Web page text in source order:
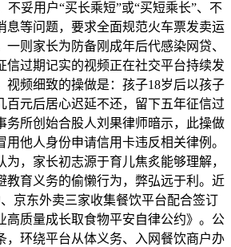
不妥用户“买长乘短”或“买短乘长”、不
息等问题，要求全面规范火车票发卖运
一则家长为防备刚成年后代感染网贷、
信过期记实的视频正在社交平台持续发
视频细致的操做是：孩子18岁后以孩子
百元后居心迟延不还，留下五年征信过
务所创始合股人刘果律师暗示，此操做
他人身份申请信用卡违反相关律例。
，家长初志源于育儿焦炙能够理解，
教育义务的偷懒行为，弊弘远于利。近
京东外卖三家收集餐饮平台配合签订
高质量成长取食物平安自律公约》。公
，环绕平台从体义务、入网餐饮商户办